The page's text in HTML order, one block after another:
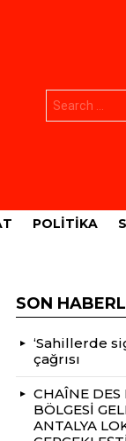
POLITIKA
SON
‘Sahillerde
çağrısı
CHAÎNE DES
BÖLGESİ
ANTALYA